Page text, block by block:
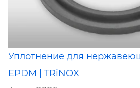
Уплотнение для
EPDM | TRiNOX